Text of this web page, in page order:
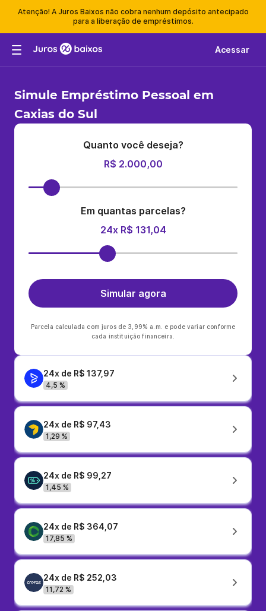
Atenção! A Juros Baixos não cobra nenhum depósito antecipado
para a liberação de empréstimos.
Acessar
Simule Empréstimo Pessoal em
Caxias do Sul
Quanto você deseja?
R$ 2.000,00
Em quantas parcelas?
24x R$ 131,04
Simular agora
Parcela calculada com juros de 3,99% a.m. e pode variar conforme
cada instituição financeira.
24x de R$ 137,97
4,5 %
24x de R$ 97,43
1,29 %
24x de R$ 99,27
1,45 %
24x de R$ 364,07
17,85 %
24x de R$ 252,03
11,72 %